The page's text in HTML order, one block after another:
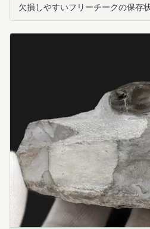
欠損しやすいフリーチークの保存